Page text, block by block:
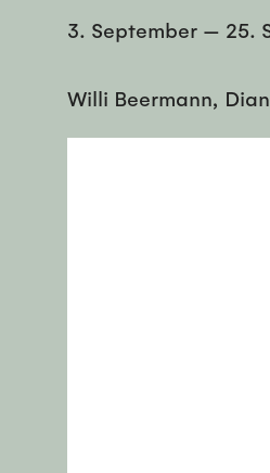
3. September — 25.
Willi Beermann,